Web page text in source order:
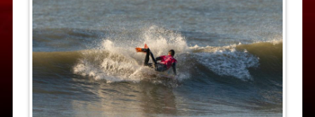
s
A
p
p
e
g
r
a
m
t
e
r
o
o
k
e
n
g
e
r
y
L
i
n
k
l
n
t
F
r
i
e
n
d
l
y